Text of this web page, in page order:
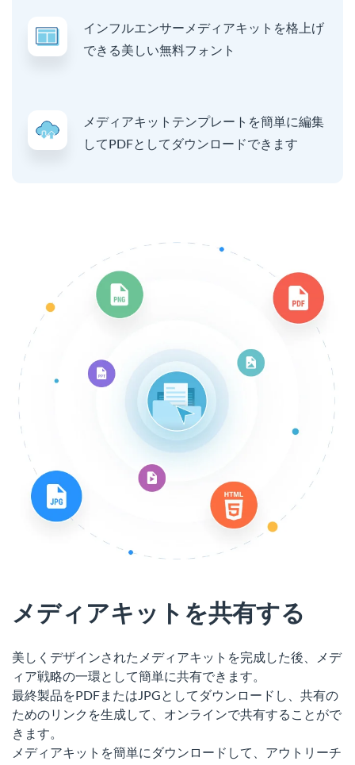
インフルエンサーメディアキットを格上げ
できる美しい無料フォント
メディアキットテンプレートを簡単に編集
してPDFとしてダウンロードできます
メディアキットを共有する
美しくデザインされたメディアキットを完成した後、メデ
ィア戦略の一環として簡単に共有できます。
最終製品をPDFまたはJPGとしてダウンロードし、共有の
ためのリンクを生成して、オンラインで共有することがで
きます。
メディアキットを簡単にダウンロードして、アウトリーチ